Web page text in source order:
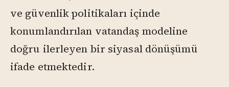
ve güvenlik politikaları içinde
konumlandırılan vatandaş modeline
doğru ilerleyen bir siyasal dönüşümü
ifade etmektedir.